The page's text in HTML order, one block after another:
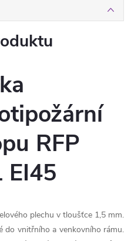
RFP
EI45
plechu v tloušťce 1,5 mm.
do vnitřního a venkovního rámu.